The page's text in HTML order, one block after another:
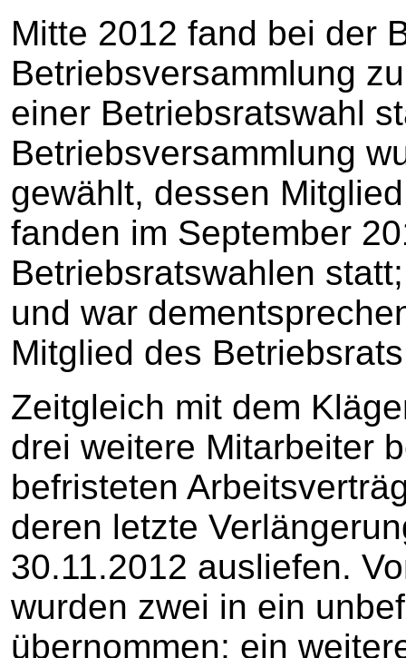
Mitte 2012 fand bei der
Betriebsversammlung
einer Betriebsratswahl
Betriebsversammlung
gewählt, dessen
fanden im September
Betriebsratswahlen
und war
Mitglied des
Zeitgleich mit dem
drei weitere Mitarbeiter
befristeten
deren letzte
30.11.2012 ausliefen.
wurden zwei in ein
übernommen; ein